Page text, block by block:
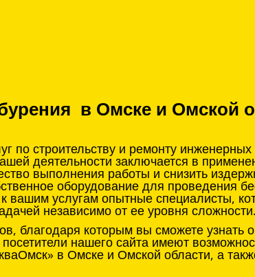
в Омске и Омской
по строительству и ремонту
деятельности заключается в
выполнения работы и снизить
оборудование для проведения
вашим услугам опытные специалисты,
независимо от ее уровня
благодаря которым вы сможете узнать
нашего сайта имеют
в Омске и Омской области, а